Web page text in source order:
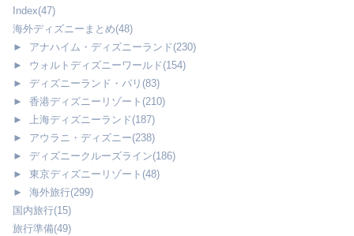
Index(47)
海外ディズニーまとめ(48)
►
アナハイム・ディズニーランド (230)
►
ウォルトディズニーワールド (154)
►
ディズニーランド・パリ (83)
►
香港ディズニーリゾート (210)
►
上海ディズニーランド (187)
►
アウラニ・ディズニー(238)
►
ディズニークルーズライン(186)
►
東京ディズニーリゾート (48)
►
海外旅行(299)
国内旅行(15)
旅行準備(49)